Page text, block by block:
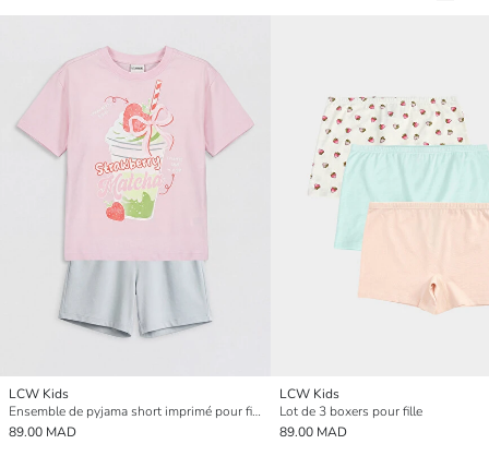
LCW Kids
Ensemble de pyjama short imprimé pour fille
89.00 MAD
LCW Kids
Lot de 3 boxers pour fille
89.00 MAD